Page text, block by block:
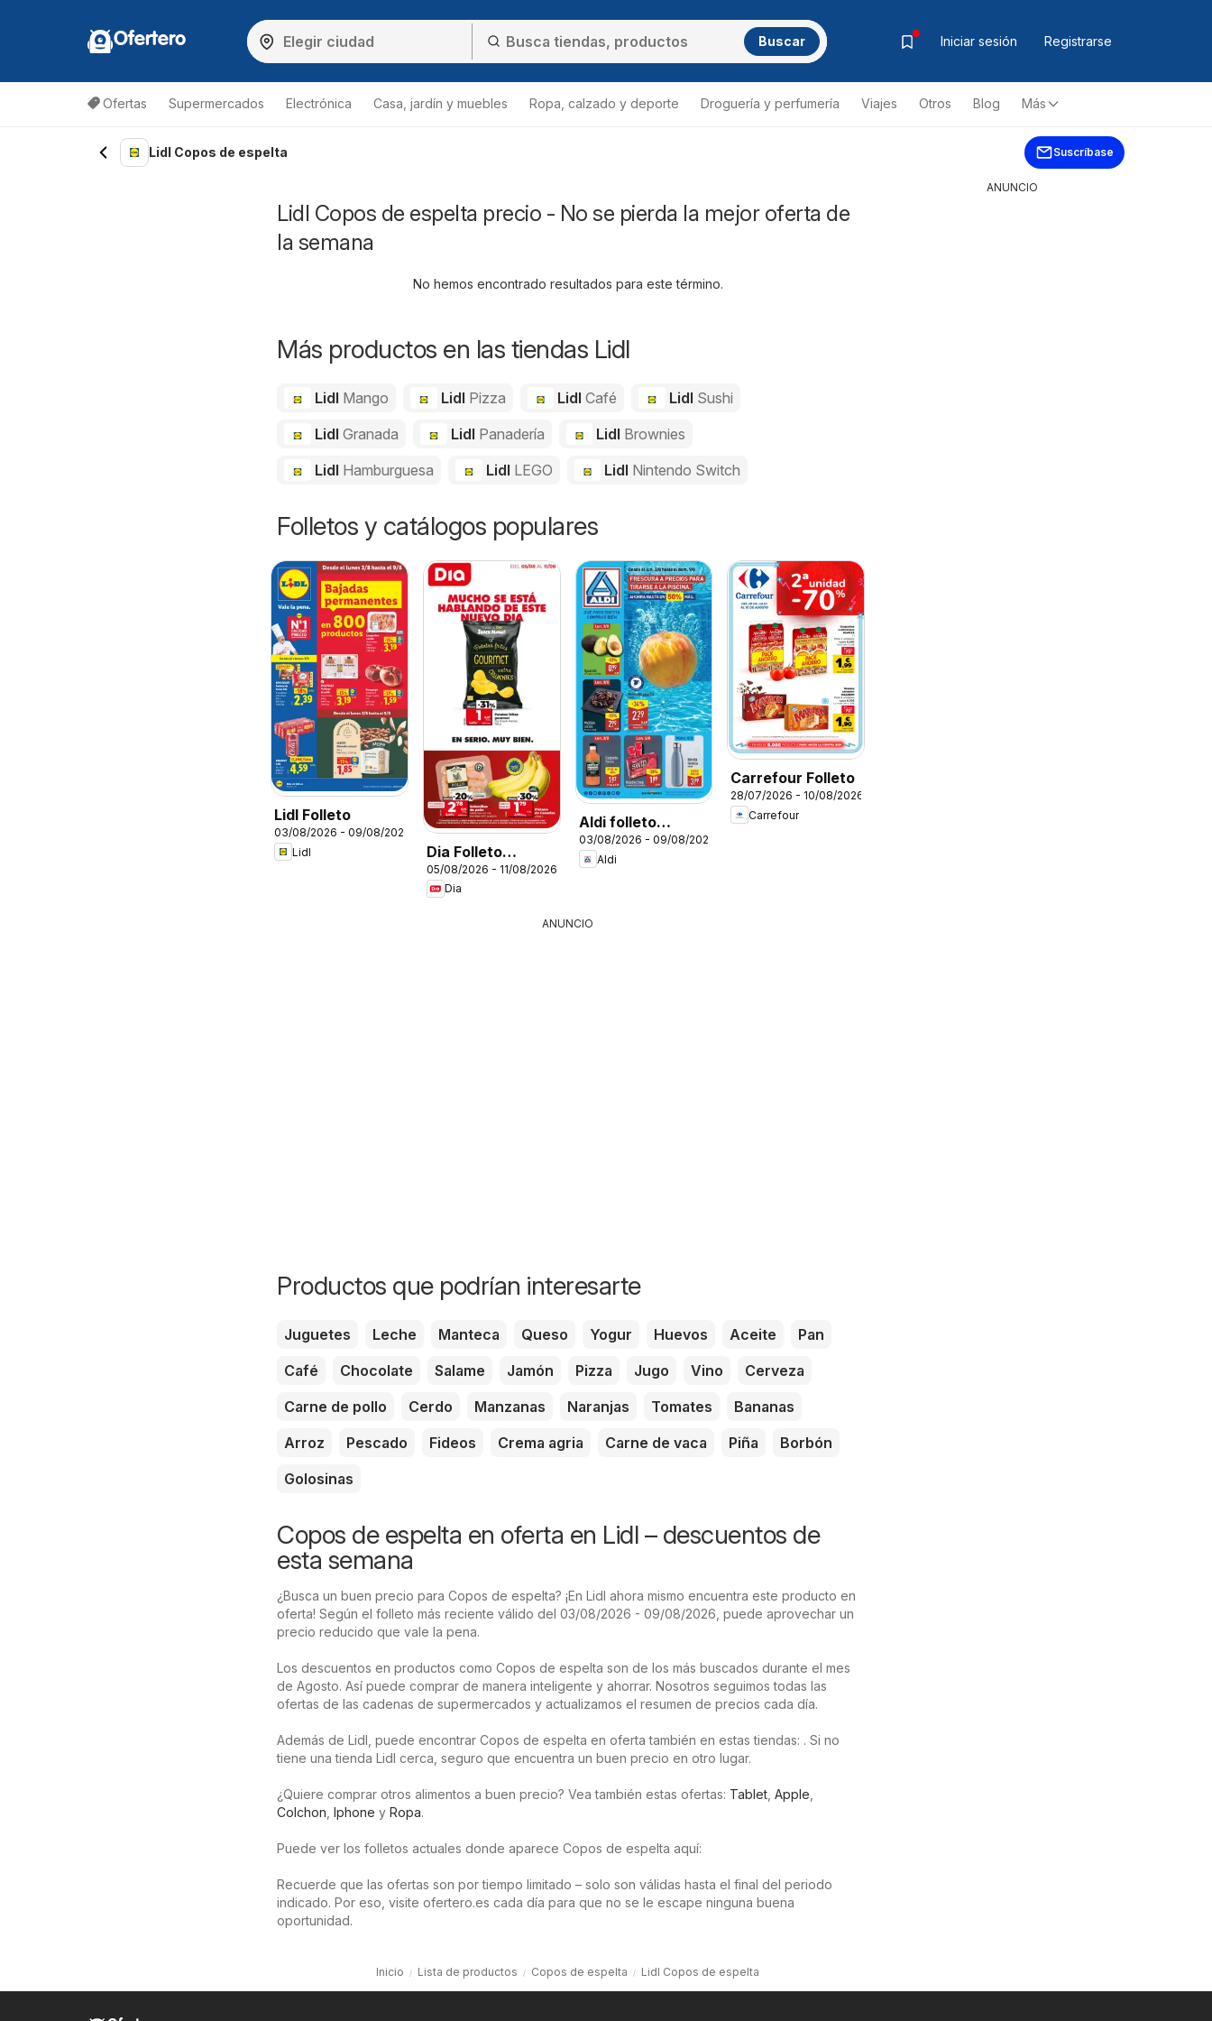
Ofertero Buscar Iniciar sesión Registrarse
Ofertas Supermercados Electrónica Casa, jardín y muebles Ropa, calzado y deporte Droguería y perfumería Viajes Otros Blog Más
Lidl Copos de espelta Suscríbase
Lidl Copos de espelta precio - No se pierda la mejor oferta de
la semana
No hemos encontrado resultados para este término.
Más productos en las tiendas Lidl
Lidl Mango Lidl Pizza LidlCafé Lidl Sushi
Lidl Granada Lidl Panadería Lidl Brownies
Lidl Hamburguesa Lidl LEGO Lidl Nintendo Switch
Folletos y catálogos populares
Lidl Folleto
03/08/2026 - 09/08/2026
Lidl
Dia Folleto
Market
05/08/2026 - 11/08/2026
Dia
Aldi folleto
Península
03/08/2026 - 09/08/2026
Aldi
Carrefour Folleto
28/07/2026 - 10/08/2026
Carrefour
ANUNCIO
Productos que podrían interesarte
Juguetes Leche Manteca Queso Yogur Huevos Aceite
Pan
Café
Chocolate Salame Jamón Pizza Jugo Vino
Cerveza
Carne de pollo
Cerdo Manzanas Naranjas Tomates
Bananas
Arroz
Pescado Fideos Crema agria Carne de vaca Piña
Borbón
Golosinas
Copos de espelta en oferta en Lidl – descuentos de
esta semana
¿Busca un buen precio para Copos de espelta? ¡En Lidl ahora mismo encuentra este producto en
oferta! Según el folleto más reciente válido del 03/08/2026 - 09/08/2026, puede aprovechar un
precio reducido que vale la pena.
Los descuentos en productos como Copos de espelta son de los más buscados durante el mes
de Agosto. Así puede comprar de manera inteligente y ahorrar. Nosotros seguimos todas las
ofertas de las cadenas de supermercados y actualizamos el resumen de precios cada día.
Además de Lidl, puede encontrar Copos de espelta en oferta también en estas tiendas: . Si no
tiene una tienda Lidl cerca, seguro que encuentra un buen precio en otro lugar.
¿Quiere comprar otros alimentos a buen precio? Vea también estas ofertas: Tablet Apple
Colchon Iphone y Ropa.
Puede ver los folletos actuales donde aparece Copos de espelta aquí:
Recuerde que las ofertas son por tiempo limitado – solo son válidas hasta el final del periodo
indicado. Por eso, visite ofertero.es cada día para que no se le escape ninguna buena
oportunidad.
Inicio Lista de productos Copos de espelta Lidl Copos de espelta
ANUNCIO